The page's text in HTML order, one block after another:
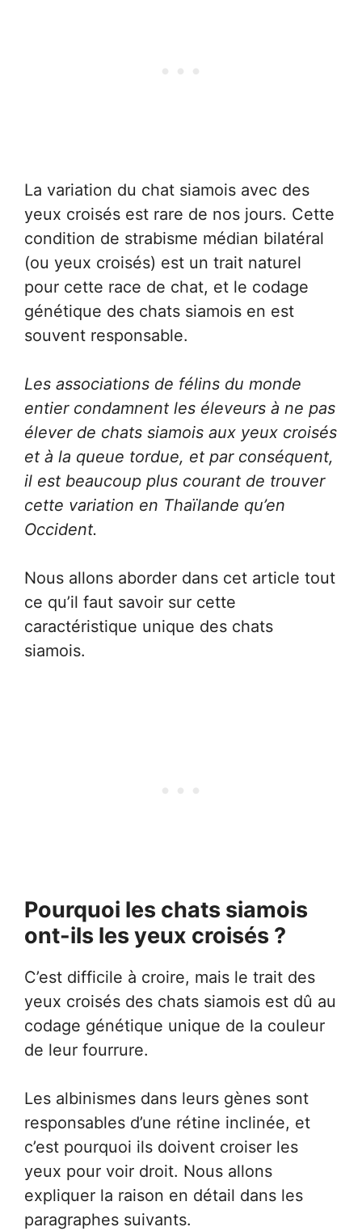
La variation du chat siamois avec des
yeux croisés est rare de nos jours. Cette
condition de strabisme médian bilatéral
(ou yeux croisés) est un trait naturel
pour cette race de chat, et le codage
génétique des chats siamois en est
souvent responsable.
Les associations de félins du monde
entier condamnent les éleveurs à ne pas
élever de chats siamois aux yeux croisés
et à la queue tordue, et par conséquent,
il est beaucoup plus courant de trouver
cette variation en Thaïlande qu’en
Occident.
Nous allons aborder dans cet article tout
ce qu’il faut savoir sur cette
caractéristique unique des chats
siamois.
Pourquoi les chats siamois
ont-ils les yeux croisés ?
C’est difficile à croire, mais le trait des
yeux croisés des chats siamois est dû au
codage génétique unique de la couleur
de leur fourrure.
Les albinismes dans leurs gènes sont
responsables d’une rétine inclinée, et
c’est pourquoi ils doivent croiser les
yeux pour voir droit. Nous allons
expliquer la raison en détail dans les
paragraphes suivants.